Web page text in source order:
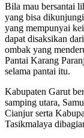
Bila mau bersantai
yang bisa
yang mempunyai
dapat disaksikan
ombak yang
Pantai Karang
selama pantai itu.
Kabupaten Garut
samping utara,
Cianjur serta
Tasikmalaya